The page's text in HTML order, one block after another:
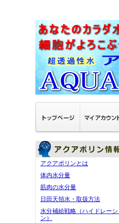
アクアポリンとは
体内水分量
筋肉の水分量
日田天領水・取扱方法
水分補給戦略（ハイドレーシ
ン）